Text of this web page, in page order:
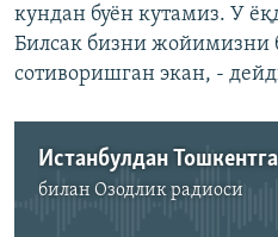
кундан буён кутамиз. У
Билсак бизни жойимизни
сотиворишган экан, -
билан Озодлик радиоси
Айни дамда